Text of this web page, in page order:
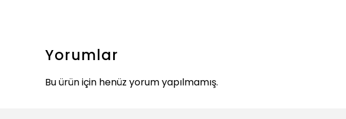
Yorumlar
Bu ürün için henüz yorum yapılmamış.